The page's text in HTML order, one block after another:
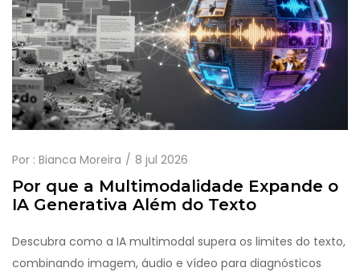
Por : Bianca Moreira 8 jul 2026
Por que a Multimodalidade Expande o
IA Generativa Além do Texto
Descubra como a IA multimodal supera os limites do texto,
combinando imagem, áudio e vídeo para diagnósticos